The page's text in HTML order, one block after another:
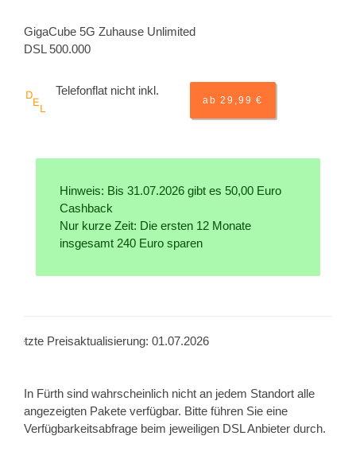
GigaCube 5G Zuhause Unlimited
DSL 500.000
Telefonflat nicht inkl.
ab 29,99 €
Hinweis: Bis 31.07.2026 gibt es 50,00 Euro
Cashback
Nur kurze Zeit: Die ersten 12 Monate
insgesamt 240 Euro sparen
Letzte Preisaktualisierung: 01.07.2026
In Fürth sind wahrscheinlich nicht an jedem Standort alle
angezeigten Pakete verfügbar. Bitte führen Sie eine
Verfügbarkeitsabfrage beim jeweiligen DSL Anbieter durch.